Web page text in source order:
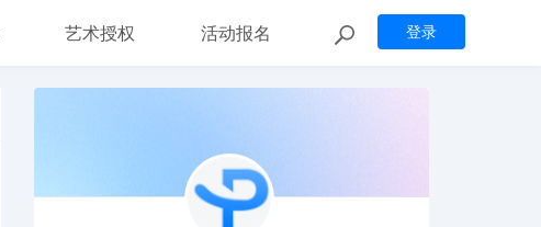
登录
艺术授权 活动报名